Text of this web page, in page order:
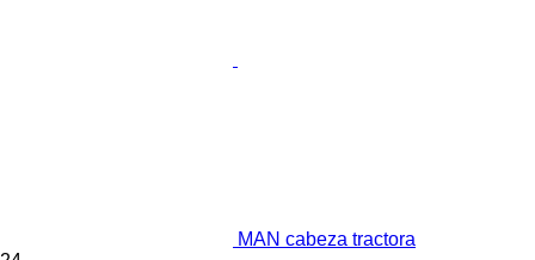
MAN cabeza tractora